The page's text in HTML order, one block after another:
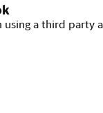
using a third party